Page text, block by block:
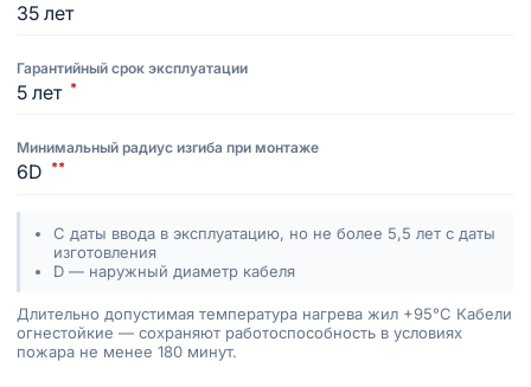
35 лет
Гарантийный срок эксплуатации
5 лет *
Минимальный радиус изгиба при монтаже
6D **
С даты ввода в эксплуатацию, но не более 5,5 лет с даты
изготовления
D — наружный диаметр кабеля
Длительно допустимая температура нагрева жил +95°C Кабели
огнестойкие — сохраняют работоспособность в условиях
пожара не менее 180 минут.